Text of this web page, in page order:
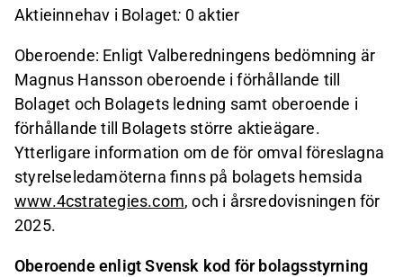
Aktieinnehav i Bolaget: 0 aktier
Oberoende: Enligt Valberedningens bedömning är
Magnus Hansson oberoende i förhållande till
Bolaget och Bolagets ledning samt oberoende i
förhållande till Bolagets större aktieägare.
Ytterligare information om de för omval föreslagna
styrelseledamöterna finns på bolagets hemsida
www.4cstrategies.com, och i årsredovisningen för
2025.
Oberoende enligt Svensk kod för bolagsstyrning